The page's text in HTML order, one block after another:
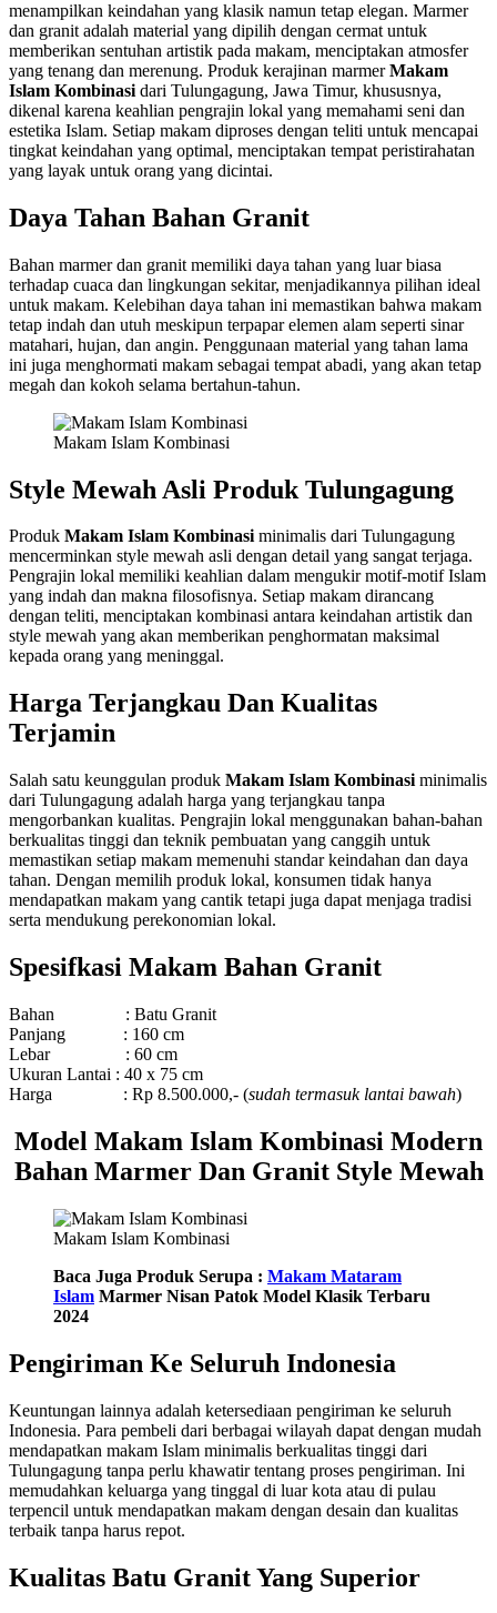
menampilkan keindahan yang klasik namun tetap elegan. Marmer
dan granit adalah material yang dipilih dengan cermat untuk
memberikan sentuhan artistik pada makam, menciptakan atmosfer
yang tenang dan merenung. Produk kerajinan marmerMakam
Islam Kombinasi dari Tulungagung, Jawa Timur, khususnya,
dikenal karena keahlian pengrajin lokal yang memahami seni dan
estetika Islam. Setiap makam diproses dengan teliti untuk mencapai
tingkat keindahan yang optimal, menciptakan tempat peristirahatan
yang layak untuk orang yang dicintai.
Daya Tahan Bahan Granit
Bahan marmer dan granit memiliki daya tahan yang luar biasa
terhadap cuaca dan lingkungan sekitar, menjadikannya pilihan ideal
untuk makam. Kelebihan daya tahan ini memastikan bahwa makam
tetap indah dan utuh meskipun terpapar elemen alam seperti sinar
matahari, hujan, dan angin. Penggunaan material yang tahan lama
ini juga menghormati makam sebagai tempat abadi, yang akan tetap
megah dan kokoh selama bertahun-tahun.
Makam Islam Kombinasi
Style Mewah Asli Produk Tulungagung
Produk Makam Islam Kombinasiminimalis dari Tulungagung
mencerminkan style mewah asli dengan detail yang sangat terjaga.
Pengrajin lokal memiliki keahlian dalam mengukir motif-motif Islam
yang indah dan makna filosofisnya. Setiap makam dirancang
dengan teliti, menciptakan kombinasi antara keindahan artistik dan
style mewah yang akan memberikan penghormatan maksimal
kepada orang yang meninggal.
Harga Terjangkau Dan Kualitas
Terjamin
Salah satu keunggulan produk Makam Islam Kombinasi minimalis
dari Tulungagung adalah harga yang terjangkau tanpa
mengorbankan kualitas. Pengrajin lokal menggunakan bahan-bahan
berkualitas tinggi dan teknik pembuatan yang canggih untuk
memastikan setiap makam memenuhi standar keindahan dan daya
tahan. Dengan memilih produk lokal, konsumen tidak hanya
mendapatkan makam yang cantik tetapi juga dapat menjaga tradisi
serta mendukung perekonomian lokal.
Spesifkasi Makam Bahan Granit
Bahan : Batu Granit
Panjang : 160 cm
Lebar : 60 cm
Ukuran Lantai : 40 x 75 cm
Harga : Rp 8.500.000,- (sudah termasuk lantai bawah)
Model Makam Islam Kombinasi Modern
Bahan Marmer Dan Granit Style Mewah
Makam Islam Kombinasi
Baca Juga Produk Serupa : Makam Mataram
Islam Marmer Nisan Patok Model Klasik Terbaru
2024
Pengiriman Ke Seluruh Indonesia
Keuntungan lainnya adalah ketersediaan pengiriman ke seluruh
Indonesia. Para pembeli dari berbagai wilayah dapat dengan mudah
mendapatkan makam Islam minimalis berkualitas tinggi dari
Tulungagung tanpa perlu khawatir tentang proses pengiriman. Ini
memudahkan keluarga yang tinggal di luar kota atau di pulau
terpencil untuk mendapatkan makam dengan desain dan kualitas
terbaik tanpa harus repot.
Kualitas Batu Granit Yang Superior